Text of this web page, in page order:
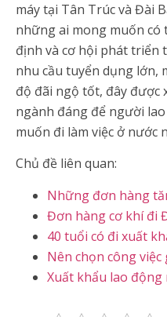
máy tại Tân Trúc và Đài
những ai mong muốn có
định và cơ hội phát triển
nhu cầu tuyển dụng lớn,
độ đãi ngộ tốt, đây
ngành đáng để người
muốn đi làm việc ở nước
Chủ đề liên quan:
Những đơn hàng
Đơn hàng cơ khí đi
40 tuổi có đi xuất
Nên chọn công
Xuất khẩu lao